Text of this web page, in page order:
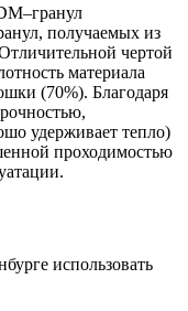
получаемых из
чертой
материала
(70%). Благодаря
удерживает тепло)
проходимостью
использовать